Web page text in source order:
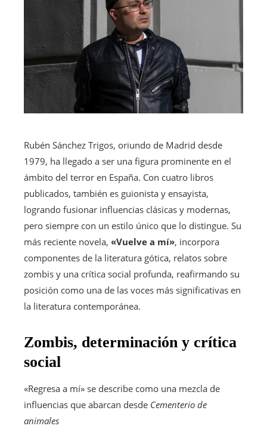
Rubén Sánchez Trigos, oriundo de Madrid desde
1979, ha llegado a ser una figura prominente en el
ámbito del terror en España. Con cuatro libros
publicados, también es guionista y ensayista,
logrando fusionar influencias clásicas y modernas,
pero siempre con un estilo único que lo distingue. Su
más reciente novela, «Vuelve a mí», incorpora
componentes de la literatura gótica, relatos sobre
zombis y una crítica social profunda, reafirmando su
posición como una de las voces más significativas en
la literatura contemporánea.
Zombis, determinación y crítica
social
«Regresa a mí» se describe como una mezcla de
influencias que abarcan desde Cementerio de
animales